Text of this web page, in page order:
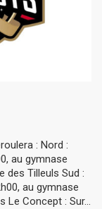
: Nord :
au gymnase
des Tilleuls Sud :
au gymnase
Le Concept : Sur...